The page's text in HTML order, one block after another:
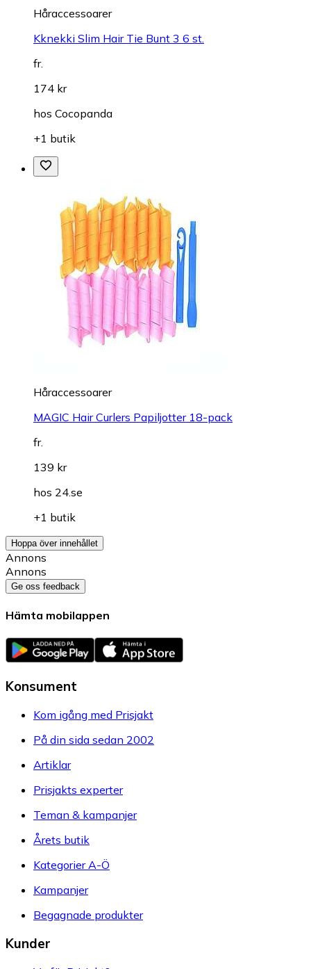
Håraccessoarer
Kknekki Slim Hair Tie Bunt 3 6 st.
fr.
174 kr
hos Cocopanda
+1 butik
Håraccessoarer
MAGIC Hair Curlers Papiljotter 18-pack
fr.
139 kr
hos 24.se
+1 butik
Hoppa över innehållet
Annons
Annons
Ge oss feedback
Hämta mobilappen
Konsument
Kom igång med Prisjakt
På din sida sedan 2002
Artiklar
Prisjakts experter
Teman & kampanjer
Årets butik
Kategorier A-Ö
Kampanjer
Begagnade produkter
Kunder